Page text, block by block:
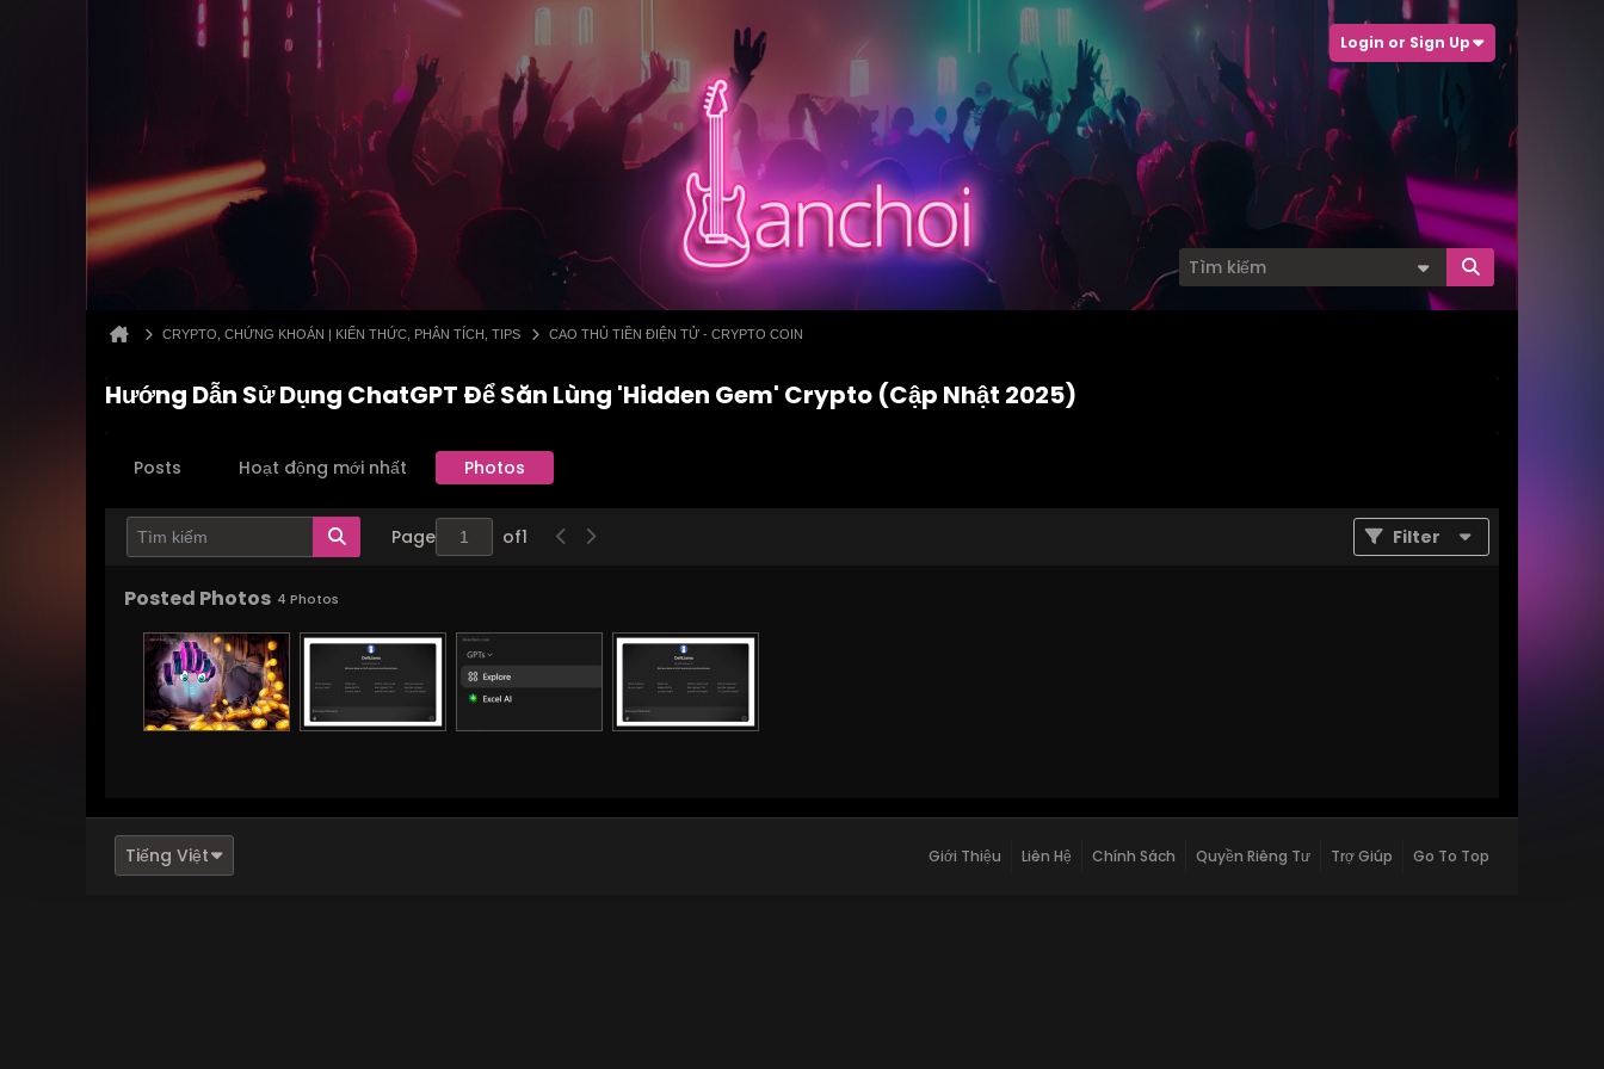
Login or Sign Up
CRYPTO, CHỨNG KHOÁN | KIẾN THỨC, PHÂN TÍCH, TIPS CAO THỦ TIỀN ĐIỆN TỬ - CRYPTO COIN
Hướng Dẫn Sử Dụng ChatGPT Để Săn Lùng 'Hidden Gem' Crypto (Cập Nhật 2025)
Posts Hoạt động mới nhất Photos
Page of1 Filter
Posted Photos 4 Photos
Tiếng Việt Giới Thiệu Liên Hệ Chính Sách Quyền Riêng Tư Trợ Giúp Go To Top